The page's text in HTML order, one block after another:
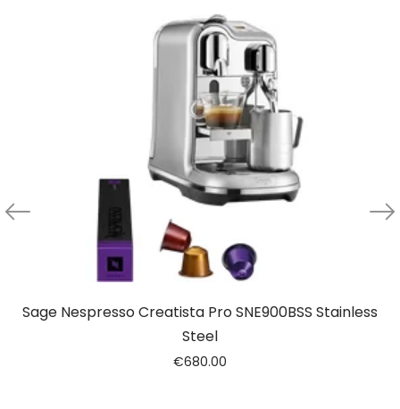
Sage Nespresso Creatista Pro SNE900BSS Stainless
Steel
€680.00